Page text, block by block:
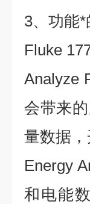
3、功能
Fluke
Analyze
会带来
量数据
Energy
和电能